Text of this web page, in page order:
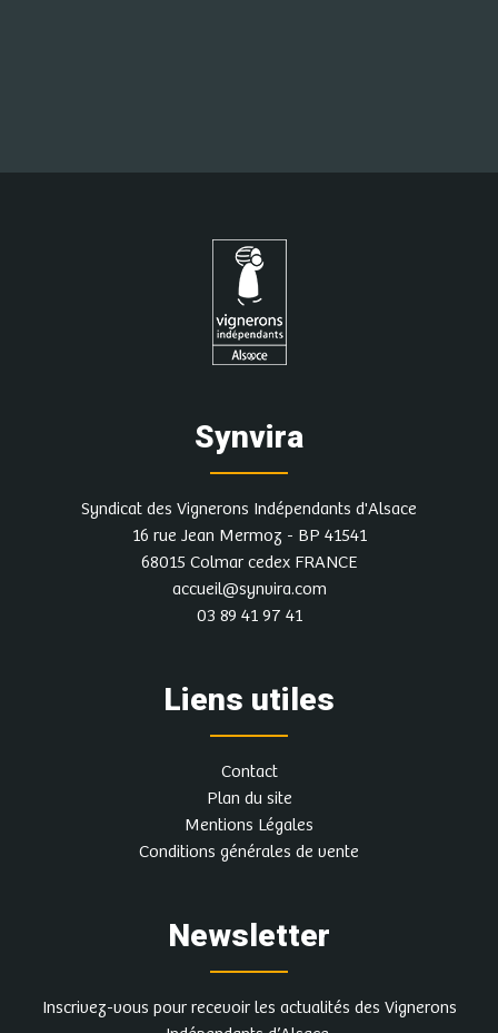
Synvira
Syndicat des Vignerons Indépendants d'Alsace
16 rue Jean Mermoz - BP 41541
68015 Colmar cedex FRANCE
accueil@synvira.com
03 89 41 97 41
Liens utiles
Contact
Plan du site
Mentions Légales
Conditions générales de vente
Newsletter
Inscrivez-vous pour recevoir les actualités des Vignerons